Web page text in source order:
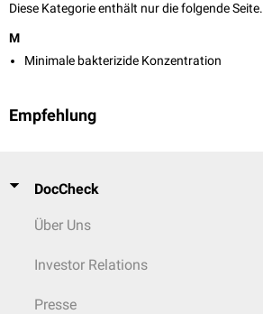
Diese Kategorie enthält nur die folgende Seite.
M
Minimale bakterizide Konzentration
Empfehlung
DocCheck
Über Uns
Investor Relations
Presse